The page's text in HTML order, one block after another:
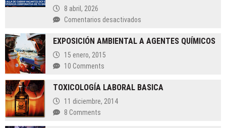
8 abril, 2026
Comentarios desactivados
«Kit
tu
EXPOSICIÓN AMBIENTAL A AGENTES QUÍMICOS
15 enero, 2015
10 Comments
TOXICOLOGÍA LABORAL BASICA
11 diciembre, 2014
8 Comments